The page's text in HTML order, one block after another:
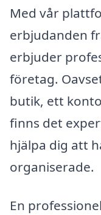
Med vår
erbjudanden
erbjuder
företag.
butik, ett
finns det
hjälpa dig att
organiserade.
En